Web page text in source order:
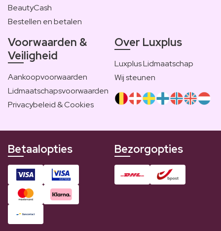
BeautyCash
Bestellen en betalen
Voorwaarden &
Veiligheid
Aankoopvoorwaarden
Lidmaatschapsvoorwaarden
Privacybeleid & Cookies
Over Luxplus
Luxplus Lidmaatschap
Wij steunen
Betaalopties Bezorgopties